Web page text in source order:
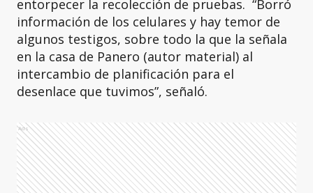
entorpecer la recolección de pruebas. “Borró
información de los celulares y hay temor de
algunos testigos, sobre todo la que la señala
en la casa de Panero (autor material) al
intercambio de planificación para el
desenlace que tuvimos”, señaló.
Ads